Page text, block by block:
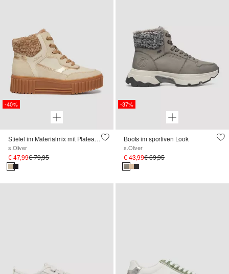
-40%
Stiefel im Materialmix mit Plateausohle
s.Oliver
€ 47,99€ 79,95
-37%
Boots im sportiven Look
s.Oliver
€ 43,99€ 69,95